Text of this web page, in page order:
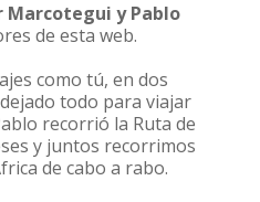
Marcotegui y Pablo
de esta web.
como tú, en dos
todo para viajar
recorrió la Ruta de
y juntos recorrimos
de cabo a rabo.